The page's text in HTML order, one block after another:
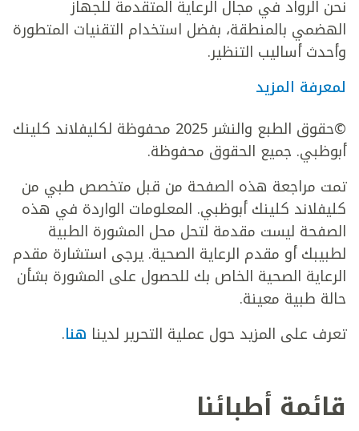
نحن الرواد في مجال الرعاية المتقدمة للجهاز
الهضمي بالمنطقة، بفضل استخدام التقنيات المتطورة
وأحدث أساليب التنظير.
لمعرفة المزيد
©حقوق الطبع والنشر 2025 محفوظة لكليفلاند كلينك
أبوظبي. جميع الحقوق محفوظة.
تمت مراجعة هذه الصفحة من قبل متخصص طبي من
كليفلاند كلينك أبوظبي. المعلومات الواردة في هذه
الصفحة ليست مقدمة لتحل محل المشورة الطبية
لطبيبك أو مقدم الرعاية الصحية. يرجى استشارة مقدم
الرعاية الصحية الخاص بك للحصول على المشورة بشأن
حالة طبية معينة.
تعرف على المزيد حول عملية التحرير لدينا هنا.
قائمة أطبائنا